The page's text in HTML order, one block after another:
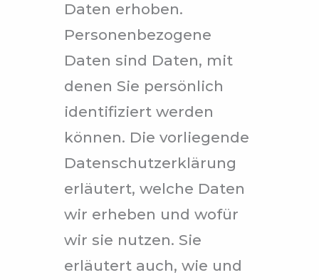
Daten erhoben.
Personenbezogene
Daten sind Daten, mit
denen Sie persönlich
identifiziert werden
können. Die vorliegende
Datenschutzerklärung
erläutert, welche Daten
wir erheben und wofür
wir sie nutzen. Sie
erläutert auch, wie und